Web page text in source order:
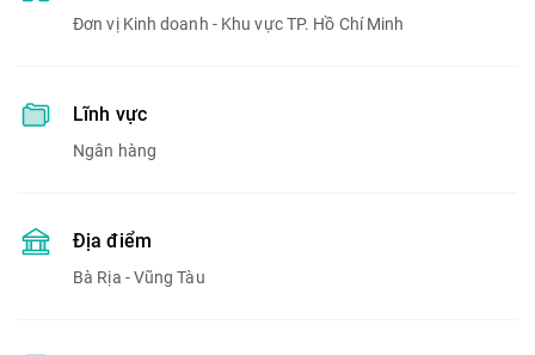
Đơn vị Kinh doanh - Khu vực TP. Hồ Chí Minh
Lĩnh vực
Ngân hàng
Địa điểm
Bà Rịa - Vũng Tàu